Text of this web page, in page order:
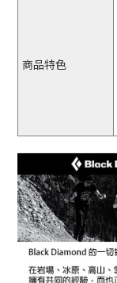
商品特色